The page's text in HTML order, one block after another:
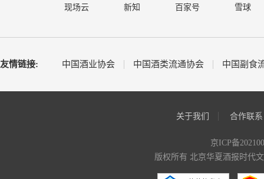
现场云 新知 百家号 雪球
友情链接: 中国酒业协会 中国酒类流通协会 中国副食
关于我们 合作联系
京ICP备
版权所有 北京华夏酒报时代文